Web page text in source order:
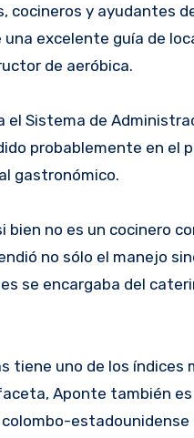
y ayudantes
excelente guía de
de aeróbica.
el Sistema de
probablemente en el
gastronómico.
bien no es un cocinero
no sólo el manejo
se encargaba del
tiene uno de los índices
Aponte también
estadounidense